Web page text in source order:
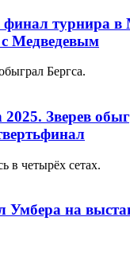
турнира в
Медведевым
Бергса.
Зверев
в четырёх сетах.
Умбера на